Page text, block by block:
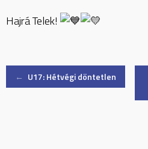
Hajrá Telek!
Post
← U17: Hétvégi döntetlen